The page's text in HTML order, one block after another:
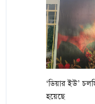
‘ডিয়ার ইউ’
হয়েছে